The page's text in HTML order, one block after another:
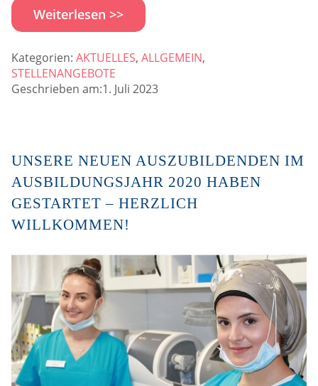
Weiterlesen >>
Kategorien: AKTUELLES, ALLGEMEIN,
STELLENANGEBOTE
Geschrieben am:1. Juli 2023
UNSERE NEUEN AUSZUBILDENDEN IM
AUSBILDUNGSJAHR 2020 HABEN
GESTARTET – HERZLICH
WILLKOMMEN!